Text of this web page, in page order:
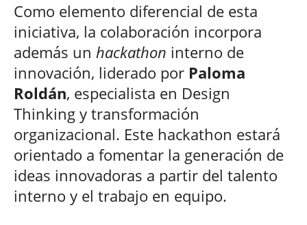
Como elemento diferencial de esta
iniciativa, la colaboración incorpora
además un hackathon interno de
innovación, liderado por Paloma
Roldán, especialista en Design
Thinking y transformación
organizacional. Este hackathon estará
orientado a fomentar la generación de
ideas innovadoras a partir del talento
interno y el trabajo en equipo.